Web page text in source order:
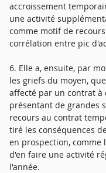
accroissement
une activité
comme motif de
corrélation entre pic
6. Elle a, ensuite, par
les griefs du moyen,
affecté par un contrat
présentant de grandes
recours au contrat
tiré les conséquences
en prospection, comme
d'en faire une activité
l'année.